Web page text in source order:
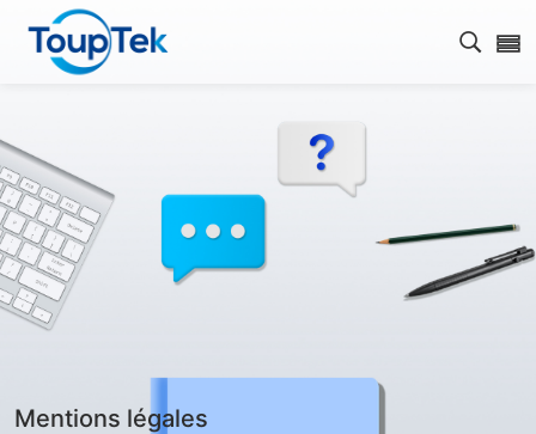
Ouvrir
Mentions légales